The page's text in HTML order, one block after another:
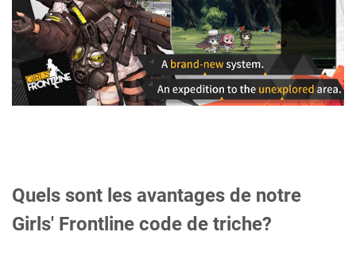
Quels sont les avantages de notre
Girls' Frontline code de triche?